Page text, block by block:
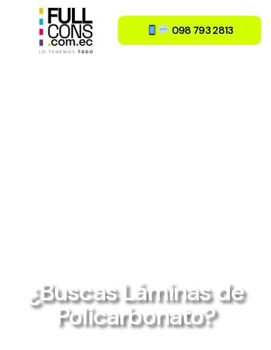
​ 098 793 2813
¿Buscas Láminas de
Policarbonato?